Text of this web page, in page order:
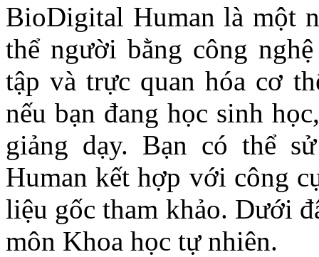
BioDigital Human là một
thể người bằng công
tập và trực quan hóa cơ
nếu bạn đang học sinh
giảng dạy. Bạn có thể
Human kết hợp với công
liệu gốc tham khảo. Dưới
môn Khoa học tự nhiên.